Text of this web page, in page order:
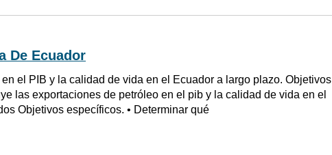
De Ecuador
el PIB y la calidad de vida en el Ecuador a largo plazo. Objetivos
las exportaciones de petróleo en el pib y la calidad de vida en el
Objetivos específicos. • Determinar qué